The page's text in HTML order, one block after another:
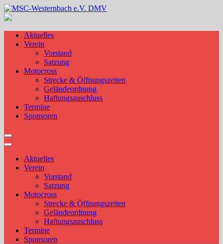
Skip
to
Aktuelles
Verein
Vorstand
Satzung
Motocross
Strecke & Öffnungszeiten
Geländeordnung
Haftungsauschluss
Termine
Sponsoren
Aktuelles
Verein
Vorstand
Satzung
Motocross
Strecke & Öffnungszeiten
Geländeordnung
Haftungsauschluss
Termine
Sponsoren